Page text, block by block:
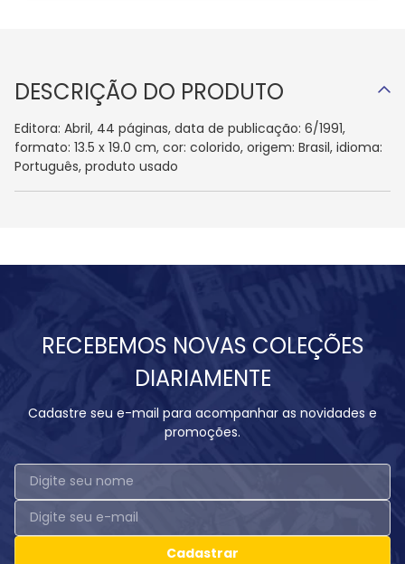
DESCRIÇÃO DO PRODUTO
Editora: Abril, 44 páginas, data de publicação: 6/1991,
formato: 13.5 x 19.0 cm, cor: colorido, origem: Brasil, idioma:
Português, produto usado
RECEBEMOS NOVAS COLEÇÕES
DIARIAMENTE
Cadastre seu e-mail para acompanhar as novidades e
promoções.
Cadastrar